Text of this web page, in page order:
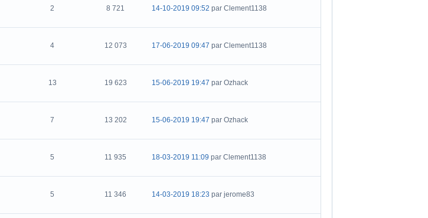
2
8 721 14-10-2019 09:52 par Clement1138
4
12 073 17-06-2019 09:47 par Clement1138
13
19 623 15-06-2019 19:47 par Ozhack
7
13 202 15-06-2019 19:47 par Ozhack
5
11 935 18-03-2019 11:09 par Clement1138
5
11 346 14-03-2019 18:23 par jerome83